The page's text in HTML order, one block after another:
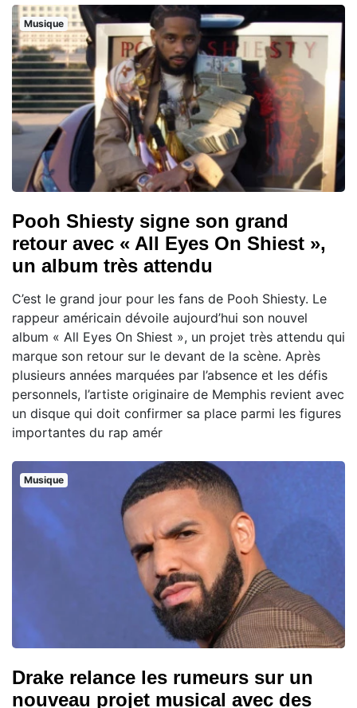
Musique
Pooh Shiesty signe son grand
retour avec « All Eyes On Shiest »,
un album très attendu
C’est le grand jour pour les fans de Pooh Shiesty. Le
rappeur américain dévoile aujourd’hui son nouvel
album « All Eyes On Shiest », un projet très attendu qui
marque son retour sur le devant de la scène. Après
plusieurs années marquées par l’absence et les défis
personnels, l’artiste originaire de Memphis revient avec
un disque qui doit confirmer sa place parmi les figures
importantes du rap amér
Musique
Drake relance les rumeurs sur un
nouveau projet musical avec des